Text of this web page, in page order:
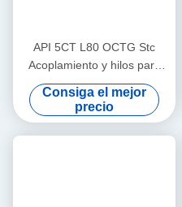
API 5CT L80 OCTG Stc
Acoplamiento y hilos para
carcasas y tubos
Consiga el mejor
precio